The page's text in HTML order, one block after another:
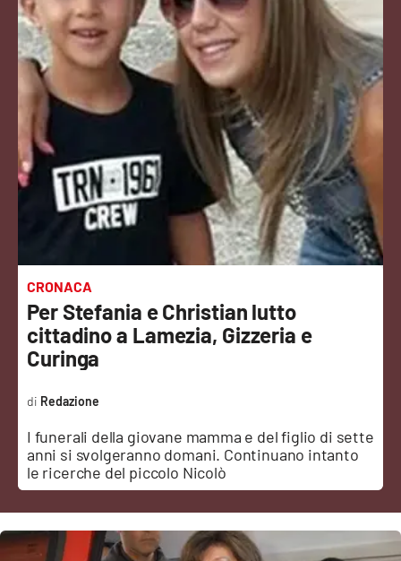
Attualità
Economia e lavoro
Italia Mondo
Sanità
Sport
Podcast
Meteo
Editoriali
VIDEO
Ambiente
Cronaca
CRONACA
Per Stefania e Christian lutto
cittadino a Lamezia, Gizzeria e
Curinga
I funerali della giovane mamma e del figlio di sette
anni si svolgeranno domani. Continuano intanto
le ricerche del piccolo Nicolò
Redazione